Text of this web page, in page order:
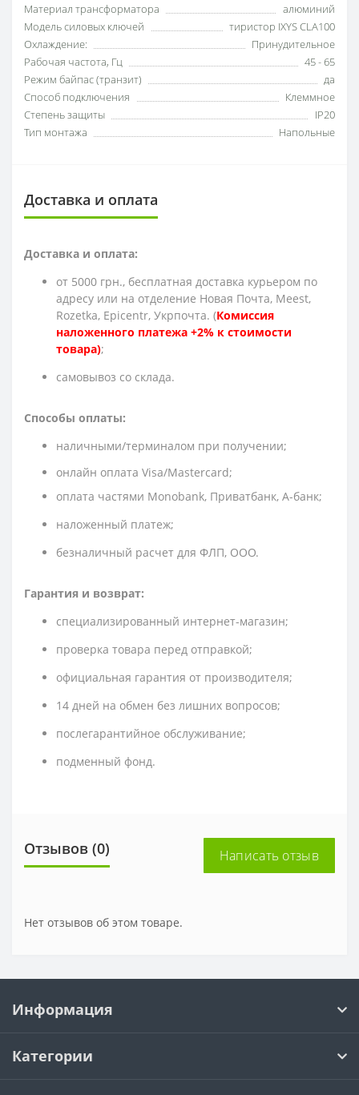
Материал трансформатора
алюминий
Модель силовых ключей
тиристор IXYS CLA100
Охлаждение:
Принудительное
Рабочая частота, Гц
45 - 65
Режим байпас (транзит)
да
Способ подключения
Клеммное
Степень защиты
IP20
Тип монтажа
Напольные
Доставка и оплата
Доставка и оплата:
от 5000 грн., бесплатная доставка курьером по
адресу или на отделение Новая Почта, Meest,
Rozetka, Epicentr, Укрпочта. (Комиссия
наложенного платежа +2% к стоимости
товара);
cамовывоз со склада.
Способы оплаты:
наличными/терминалом при получении;
онлайн оплата Visa/Mastercard;
оплата частями Monobank, Приватбанк, А-банк;
наложенный платеж;
безналичный расчет для ФЛП, ООО.
Гарантия и возврат:
специализированный интернет-магазин;
проверка товара перед отправкой;
официальная гарантия от производителя;
14 дней на обмен без лишних вопросов;
послегарантийное обслуживание;
подменный фонд.
Отзывов (0) Написать отзыв
Нет отзывов об этом товаре.
Информация
Категории